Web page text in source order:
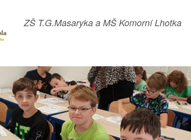
ZŠ T.G.Masaryka a MŠ Komorní Lhotka